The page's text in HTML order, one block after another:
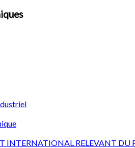
INTERNATIONAL RELEVANT DU